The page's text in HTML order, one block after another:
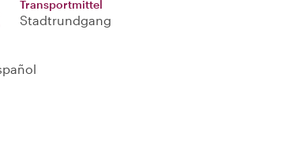
Transportmittel
Stadtrundgang